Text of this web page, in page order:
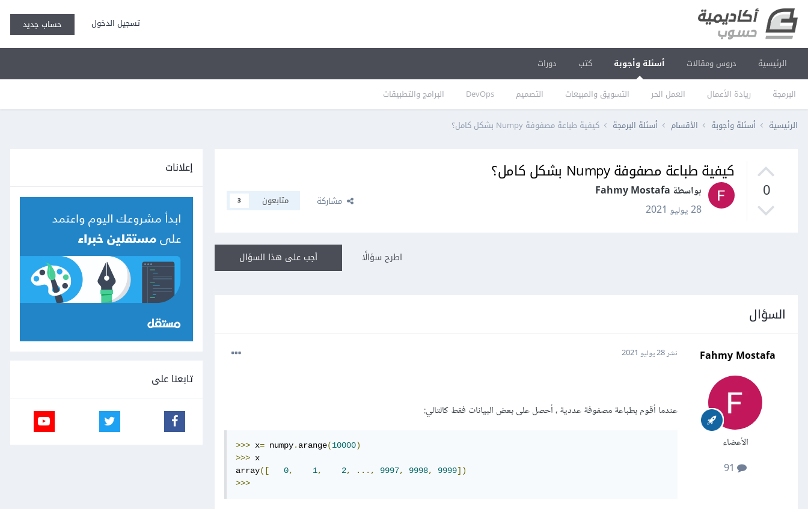
تسجيل الدخول حساب جديد
الرئيسية دروس ومقالات أسئلة وأجوبة
البرمجة ريادة الأعمال العمل الحر التسويق والمبيعات التصميم DevOps البرامج والتطبيقات
كتب دورات
الرئيسية أسئلة وأجوبة الأقسام أسئلة البرمجة كيفية طباعة مصفوفة Numpy بشكل كامل؟
0
كيفية طباعة مصفوفة Numpy بشكل كامل؟
بواسطة Fahmy Mostafa
28 يوليو 2021
مشاركة متابعون 3
أجب على هذا السؤال اطرح سؤالًا
السؤال
Fahmy Mostafa
الأعضاء
نشر28 يوليو 2021
عندما أقوم بطباعة مصفوفة عددية ، أحصل على بعض البيانات فقط كالتالي:
>>> x= numpy. arange(10000)
>>> x
array([ 0, 1, 2, ..., 9997, 9998, 9999])
>>>
إعلانات
تابعنا على